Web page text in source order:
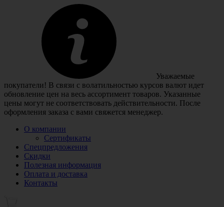
Уважаемые
покупатели! В связи с волатильностью курсов валют идет
обновление цен на весь ассортимент товаров. Указанные
цены могут не соответствовать действительности. После
оформления заказа с вами свяжется менеджер.
О компании
Сертификаты
Спецпредложения
Скидки
Полезная информация
Оплата и доставка
Контакты